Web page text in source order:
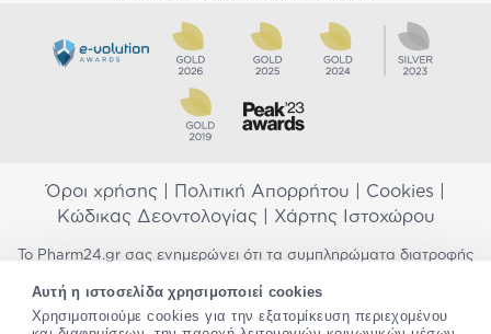
Αυτή η ιστοσελίδα χρησιμοποιεί cookies
Χρησιμοποιούμε cookies για την εξατομίκευση περιεχομένου
Όροι χρήσης Πολιτική Απορρήτου Cookies
Κώδικας Δεοντολογίας| Χάρτης Ιστοχώρου
Το Pharm24.gr σας ενημερώνει ότι τα συμπληρώματα διατροφής
προορίζονται για την πρόληψη, αγωγή ή θεραπεία ανθρώπινης
νόσου. Συμβουλευτείτε τον γιατρό σας εάν είστε έγκυος,